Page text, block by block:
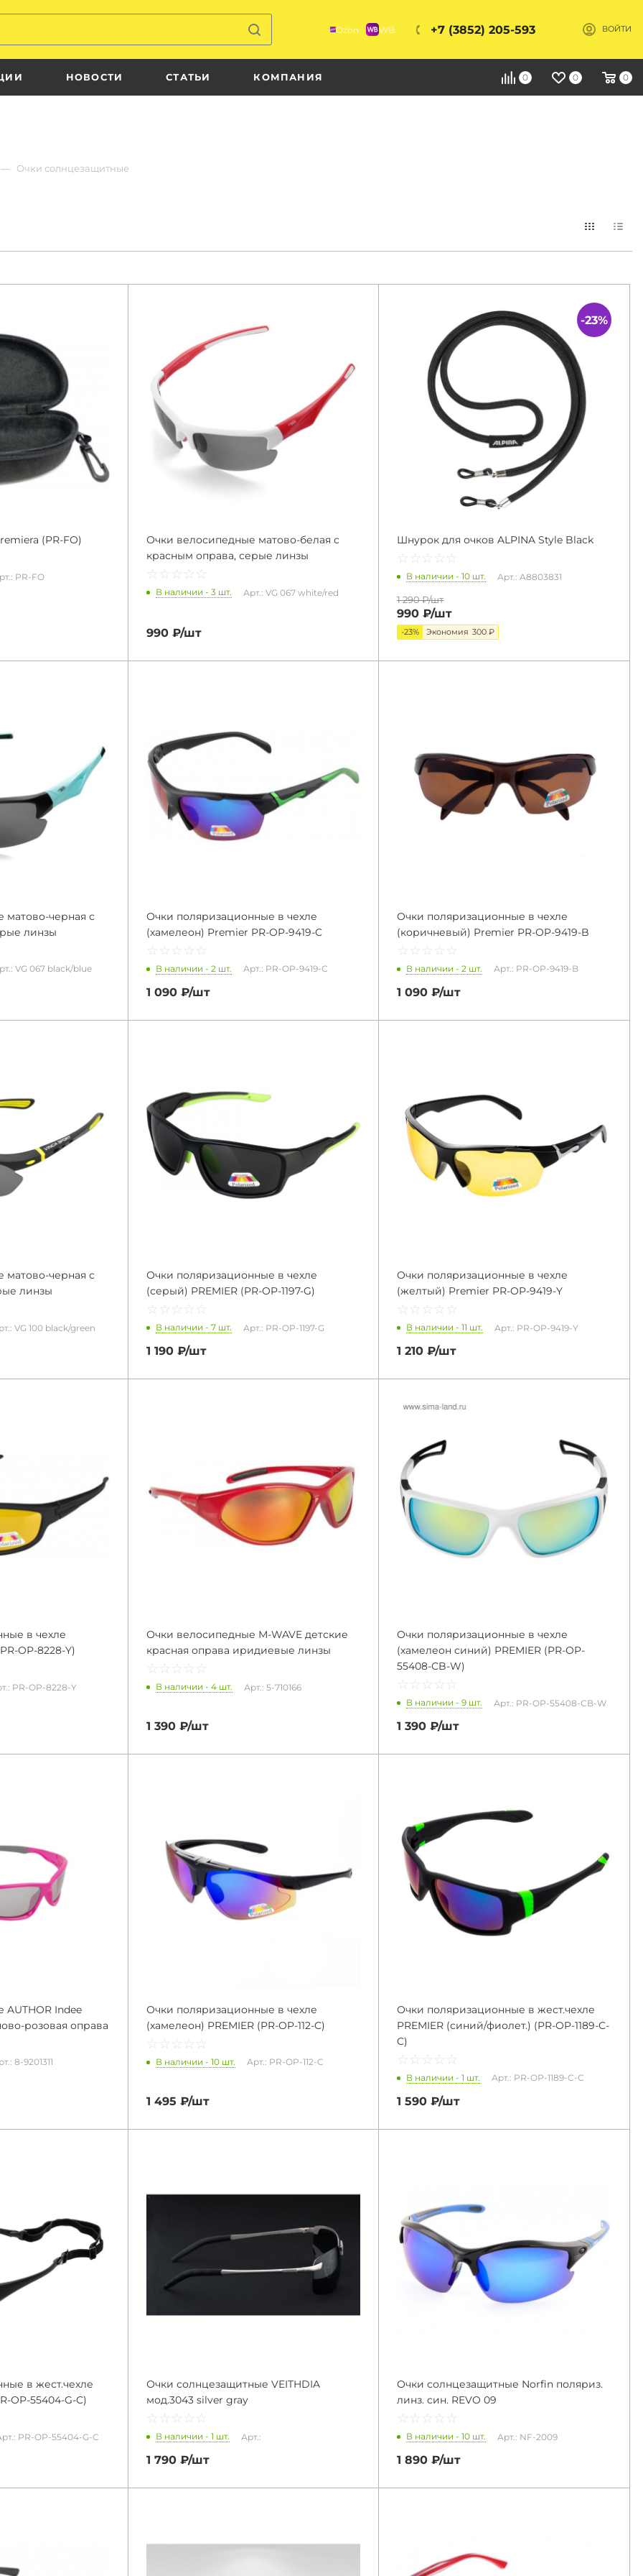
Ozon WB +7 (3852) 205-593 ВОЙТИ
НОВОСТИ СТАТЬИ КОМПАНИЯ 0 0 0
Очки солнцезащитные
(PR-FO)
PR-FO
Очки велосипедные матово-белая с
красным оправа, серые линзы
☆ ☆ ☆ ☆ ☆
★ ★ ★ ★ ★
В наличии - 3 шт. Арт.: VG 067 white/red
990 ₽/шт
Шнурок для очков ALPINA Style Black
☆ ☆ ☆ ☆ ☆
★ ★ ★ ★ ★
В наличии - 10 шт. Арт.: A8803831
1 290 ₽/шт
990 ₽/шт
-23% Экономия 300 ₽
-23%
матово-черная с
линзы
VG 067 black/blue
Очки поляризационные в чехле
(хамелеон) Premier PR-OP-9419-C
☆ ☆ ☆ ☆ ☆
★ ★ ★ ★ ★
В наличии - 2 шт. Арт.: PR-OP-9419-C
1 090 ₽/шт
Очки поляризационные в чехле
(коричневый) Premier PR-OP-9419-B
☆ ☆ ☆ ☆ ☆
★ ★ ★ ★ ★
В наличии - 2 шт. Арт.: PR-OP-9419-B
1 090 ₽/шт
матово-черная с
линзы
VG 100 black/green
Очки поляризационные в чехле
(серый) PREMIER (PR-OP-1197-G)
☆ ☆ ☆ ☆ ☆
★ ★ ★ ★ ★
В наличии - 7 шт. Арт.: PR-OP-1197-G
1 190 ₽/шт
Очки поляризационные в чехле
(желтый) Premier PR-OP-9419-Y
☆ ☆ ☆ ☆ ☆
★ ★ ★ ★ ★
В наличии - 11 шт. Арт.: PR-OP-9419-Y
1 210 ₽/шт
в чехле
OP-8228-Y)
PR-OP-8228-Y
Очки велосипедные М-WAVE детские
красная оправа иридиевые линзы
☆ ☆ ☆ ☆ ☆
★ ★ ★ ★ ★
В наличии - 4 шт. Арт.: 5-710166
1 390 ₽/шт
Очки поляризационные в чехле
(хамелеон синий) PREMIER (PR-OP-
55408-СB-W)
☆ ☆ ☆ ☆ ☆
★ ★ ★ ★ ★
В наличии - 9 шт. Арт.: PR-OP-55408-СB-W
1 390 ₽/шт
Indee
розовая оправа
8-9201311
Очки поляризационные в чехле
(хамелеон) PREMIER (PR-OP-112-C)
☆ ☆ ☆ ☆ ☆
★ ★ ★ ★ ★
В наличии - 10 шт. Арт.: PR-OP-112-C
1 495 ₽/шт
Очки поляризационные в жест.чехле
PREMIER (синий/фиолет.) (PR-OP-1189-C-
C)
☆ ☆ ☆ ☆ ☆
★ ★ ★ ★ ★
В наличии - 1 шт. Арт.: PR-OP-1189-C-C
1 590 ₽/шт
в жест.чехле
OP-55404-G-C)
PR-OP-55404-G-C
Очки солнцезащитные VEITHDIA
мод.3043 silver gray
☆ ☆ ☆ ☆ ☆
★ ★ ★ ★ ★
В наличии - 1 шт. Арт.:
1 790 ₽/шт
Очки солнцезащитные Norfin поляриз.
линз. син. REVO 09
☆ ☆ ☆ ☆ ☆
★ ★ ★ ★ ★
В наличии - 10 шт. Арт.: NF-2009
1 890 ₽/шт